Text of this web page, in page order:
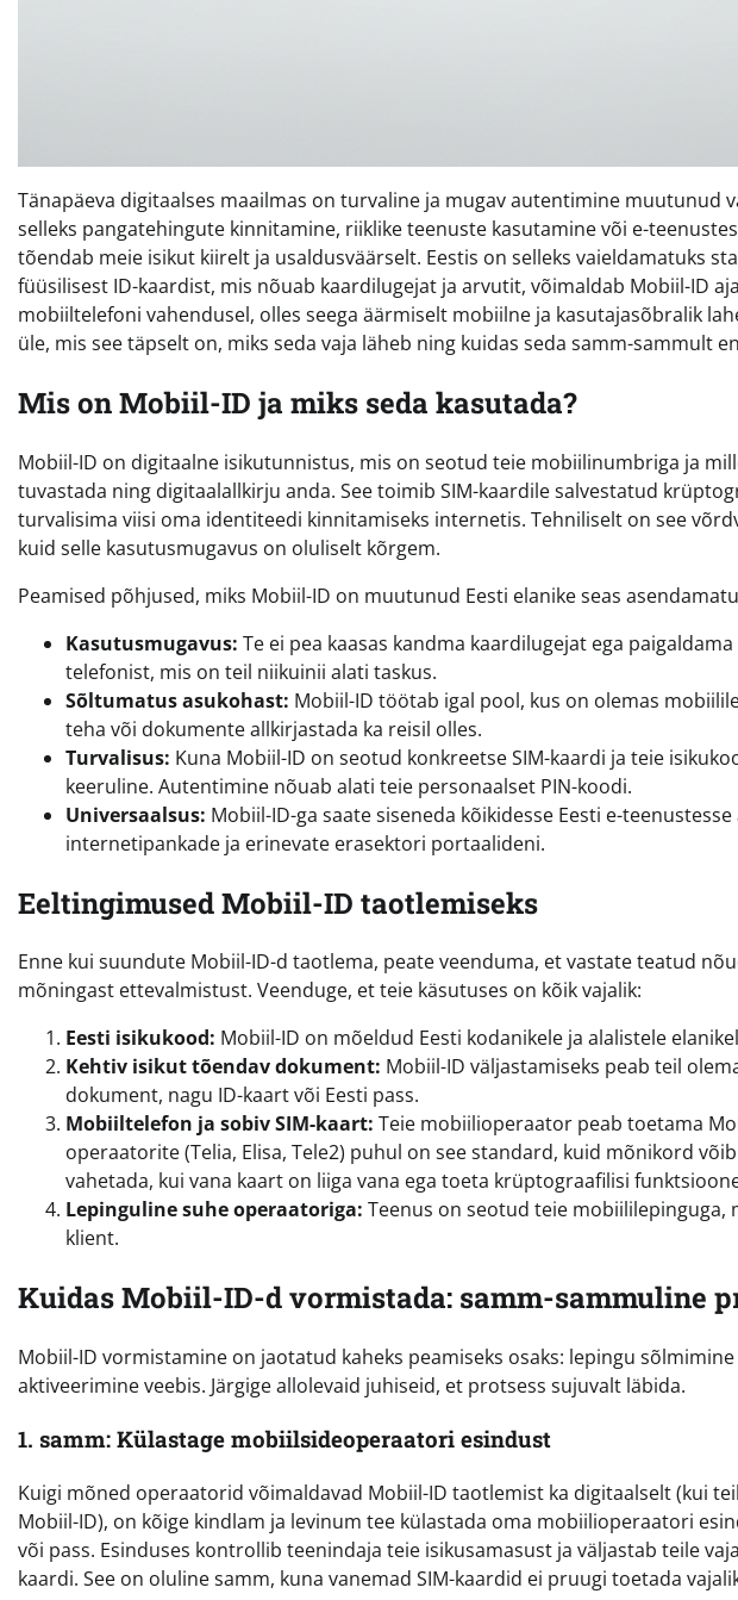
Tänapäeva digitaalses maailmas on turvaline ja mugav autentimine muutunud
selleks pangatehingute kinnitamine, riiklike teenuste kasutamine või e-
tõendab meie isikut kiirelt ja usaldusväärselt. Eestis on selleks vaieldamatuks
füüsilisest ID-kaardist, mis nõuab kaardilugejat ja arvutit, võimaldab Mobiil-ID
mobiiltelefoni vahendusel, olles seega äärmiselt mobiilne ja kasutajasõbralik
üle, mis see täpselt on, miks seda vaja läheb ning kuidas seda samm-sammult
Mis on Mobiil-ID ja miks seda kasutada?
Mobiil-ID on digitaalne isikutunnistus, mis on seotud teie mobiilinumbriga ja
tuvastada ning digitaalallkirju anda. See toimib SIM-kaardile salvestatud
turvalisima viisi oma identiteedi kinnitamiseks internetis. Tehniliselt on see
kuid selle kasutusmugavus on oluliselt kõrgem.
Peamised põhjused, miks Mobiil-ID on muutunud Eesti elanike seas
Kasutusmugavus: Te ei pea kaasas kandma kaardilugejat ega
telefonist, mis on teil niikuinii alati taskus.
Sõltumatus asukohast: Mobiil-ID töötab igal pool, kus on olemas
teha või dokumente allkirjastada ka reisil olles.
Turvalisus: Kuna Mobiil-ID on seotud konkreetse SIM-kaardi ja teie
keeruline. Autentimine nõuab alati teie personaalset PIN-koodi.
Universaalsus: Mobiil-ID-ga saate siseneda kõikidesse Eesti e-
internetipankade ja erinevate erasektori portaalideni.
Eeltingimused Mobiil-ID taotlemiseks
Enne kui suundute Mobiil-ID-d taotlema, peate veenduma, et vastate teatud
mõningast ettevalmistust. Veenduge, et teie käsutuses on kõik vajalik:
Eesti isikukood: Mobiil-ID on mõeldud Eesti kodanikele ja alalistele
Kehtiv isikut tõendav dokument: Mobiil-ID väljastamiseks peab teil
dokument, nagu ID-kaart või Eesti pass.
Mobiiltelefon ja sobiv SIM-kaart: Teie mobiilioperaator peab toetama
operaatorite (Telia, Elisa, Tele2) puhul on see standard, kuid mõnikord
vahetada, kui vana kaart on liiga vana ega toeta krüptograafilisi
Lepinguline suhe operaatoriga: Teenus on seotud teie
klient.
Kuidas Mobiil-ID-d vormistada: samm-sammuline
Mobiil-ID vormistamine on jaotatud kaheks peamiseks osaks: lepingu
aktiveerimine veebis. Järgige allolevaid juhiseid, et protsess sujuvalt läbida.
1. samm: Külastage mobiilsideoperaatori esindust
Kuigi mõned operaatorid võimaldavad Mobiil-ID taotlemist ka digitaalselt (kui
Mobiil-ID), on kõige kindlam ja levinum tee külastada oma mobiilioperaatori
või pass. Esinduses kontrollib teenindaja teie isikusamasust ja väljastab teile
kaardi. See on oluline samm, kuna vanemad SIM-kaardid ei pruugi toetada